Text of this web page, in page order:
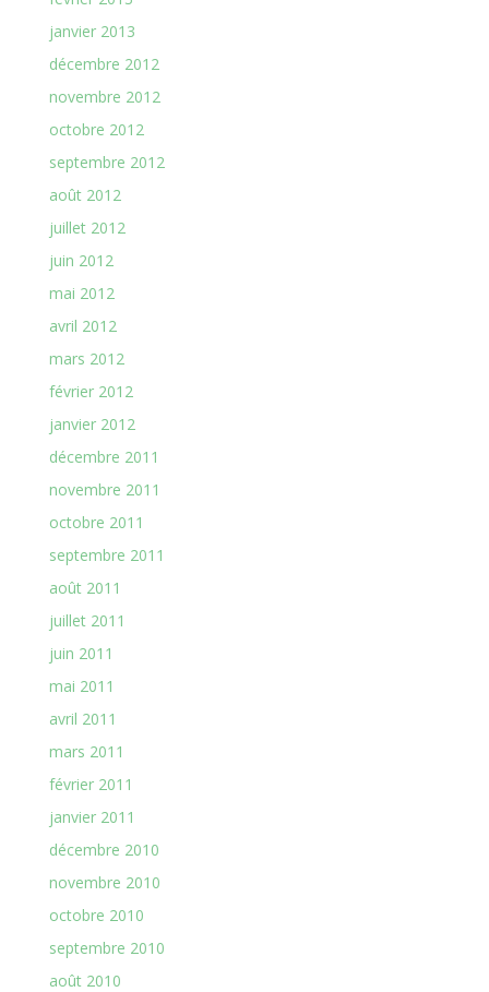
janvier 2013
décembre 2012
novembre 2012
octobre 2012
septembre 2012
août 2012
juillet 2012
juin 2012
mai 2012
avril 2012
mars 2012
février 2012
janvier 2012
décembre 2011
novembre 2011
octobre 2011
septembre 2011
août 2011
juillet 2011
juin 2011
mai 2011
avril 2011
mars 2011
février 2011
janvier 2011
décembre 2010
novembre 2010
octobre 2010
septembre 2010
août 2010